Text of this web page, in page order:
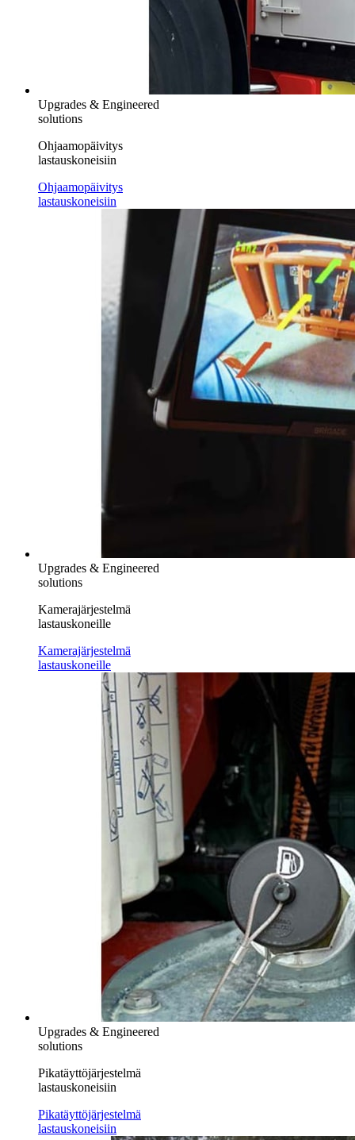
Upgrades & Engineered
solutions
Ohjaamopäivitys
lastauskoneisiin
Ohjaamopäivitys
lastauskoneisiin
Upgrades & Engineered
solutions
Kamerajärjestelmä
lastauskoneille
Kamerajärjestelmä
lastauskoneille
Upgrades & Engineered
solutions
Pikatäyttöjärjestelmä
lastauskoneisiin
Pikatäyttöjärjestelmä
lastauskoneisiin